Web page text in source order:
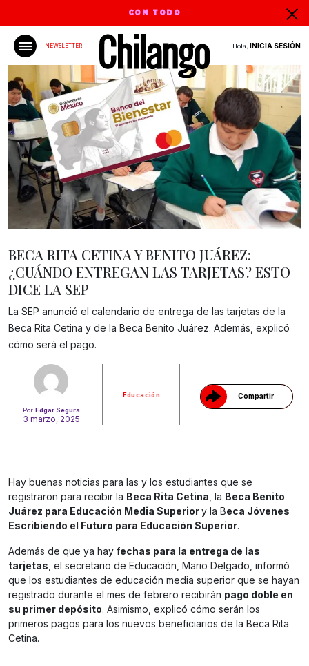
CON TODO
NEWSLETTER Hola, INICIA SESIÓN
Por Edgar Segura
3 marzo, 2025
Educación Compartir
Gracias!
BECA RITA CETINA Y BENITO JUÁREZ:
¿CUÁNDO ENTREGAN LAS TARJETAS? ESTO
DICE LA SEP
La SEP anunció el calendario de entrega de las tarjetas de la
Beca Rita Cetina y de la Beca Benito Juárez. Además, explicó
cómo será el pago.
Hay buenas noticias para las y los estudiantes que se
registraron para recibir la Beca Rita Cetina, la Beca Benito
Juárez para Educación Media Superiory la Beca Jóvenes
Escribiendo el Futuro para Educación Superior.
Además de que ya hay fechas para la entrega de las
tarjetas, el secretario de Educación, Mario Delgado, informó
que los estudiantes de educación media superior que se hayan
registrado durante el mes de febrero recibirán pago doble en
su primer depósito. Asimismo, explicó cómo serán los
primeros pagos para los nuevos beneficiarios de la Beca Rita
Cetina.